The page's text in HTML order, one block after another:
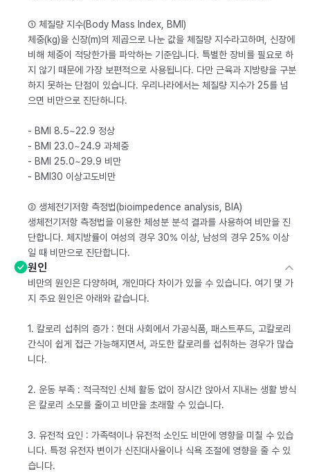
① 체질량 지수(Body Mass Index, BMI)
체중(kg)을 신장(m)의 제곱으로 나눈 값을 체질량 지수라고하며, 신장에
비해 체중이 적당한가를 파악하는 기준입니다. 특별한 장비를 필요로 하
지 않기 때문에 가장 보편적으로 사용됩니다. 다만 근육과 지방량을 구분
하지 못하는 단점이 있습니다. 우리나라에서는 체질량 지수가 25를 넘
으면 비만으로 진단하니다.
- BMI 8.5~22.9 정상
- BMI 23.0~24.9 과체중
- BMI 25.0~29.9 비만
- BMI30 이상고도비만
② 생체전기저항 측정법(bioimpedence analysis, BIA)
생체전기저항 측정법을 이용한 체성분 분석 결과를 사용하여 비만을 진
단합니다. 체지방률이 여성의 경우 30% 이상, 남성의 경우 25% 이상
일 때 비만으로 진단합니다.
원인
비만의 원인은 다양하며, 개인마다 차이가 있을 수 있습니다. 여기 몇 가
지 주요 원인은 아래와 같습니다.
1. 칼로리 섭취의 증가 : 현대 사회에서 가공식품, 패스트푸드, 고칼로리
간식이 쉽게 접근 가능해지면서, 과도한 칼로리를 섭취하는 경우가 많습
니다.
2. 운동 부족 : 적극적인 신체 활동 없이 장시간 앉아서 지내는 생활 방식
은 칼로리 소모를 줄이고 비만을 초래할 수 있습니다.
3. 유전적 요인 : 가족력이나 유전적 소인도 비만에 영향을 미칠 수 있습
니다. 특정 유전자 변이가 신진대사율이나 식욕 조절에 영향을 줄 수 있
습니다.